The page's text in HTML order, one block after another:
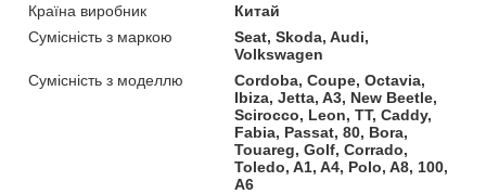
Країна виробник
Китай
Сумісність з маркою
Seat, Skoda, Audi,
Volkswagen
Сумісність з моделлю
Cordoba, Coupe, Octavia,
Ibiza, Jetta, A3, New Beetle,
Scirocco, Leon, TT, Caddy,
Fabia, Passat, 80, Bora,
Touareg, Golf, Corrado,
Toledo, A1, A4, Polo, A8, 100,
A6